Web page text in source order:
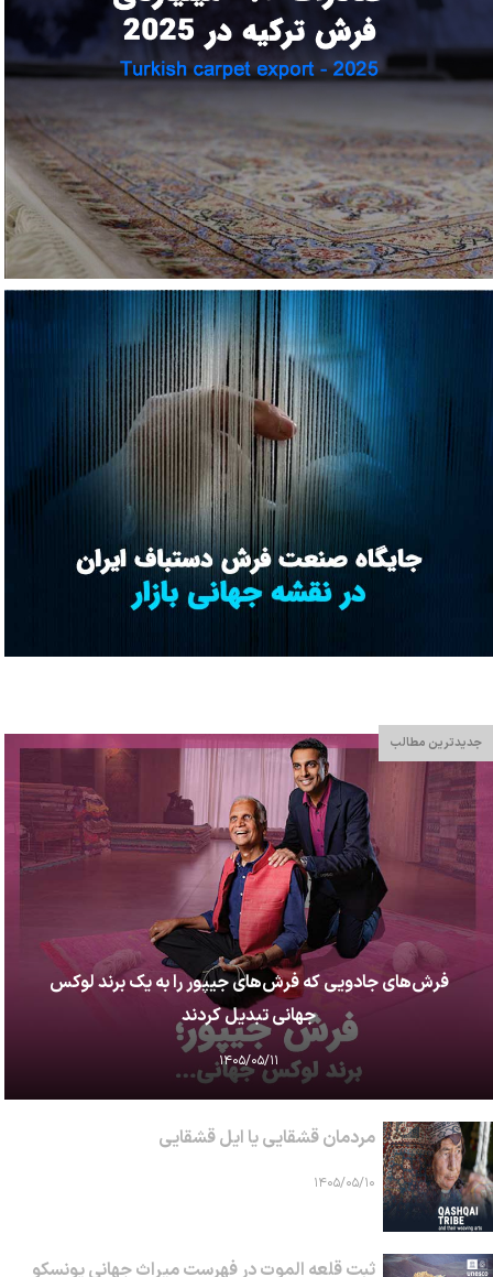
جدیدترین مطالب
فرش‌های جادویی که فرش‌های جیپور را به یک برند لوکس
جهانی تبدیل کردند
۱۴۰۵/۰۵/۱۱
مردمان قشقایی یا ایل قشقایی
۱۴۰۵/۰۵/۱۰
ثبت قلعه الموت در فهرست میراث جهانی یونسکو